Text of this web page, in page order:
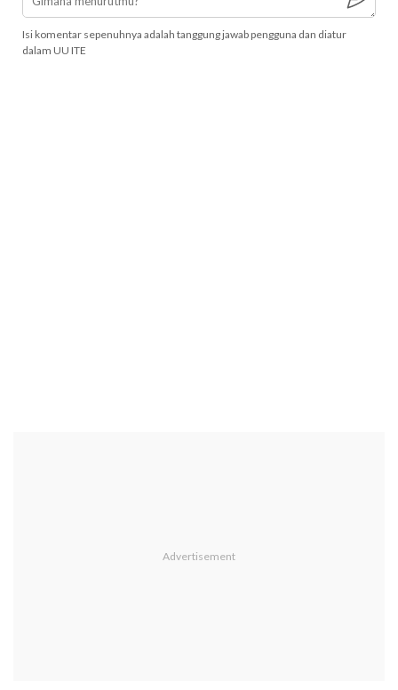
Isi komentar sepenuhnya adalah tanggung jawab pengguna dan diatur
dalam UU ITE